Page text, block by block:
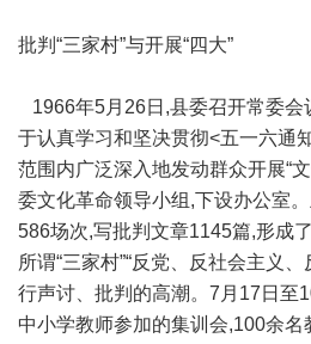
批判“三家村”与开展“四大”
1966年5月26日,县委召开常委会
于认真学习和坚决贯彻<五一六通
范围内广泛深入地发动群众开展“
委文化革命领导小组,下设办公室
586场次,写批判文章1145篇,形成
所谓“三家村”“反党、反社会主义
行声讨、批判的高潮。7月17日至
中小学教师参加的集训会,100余名